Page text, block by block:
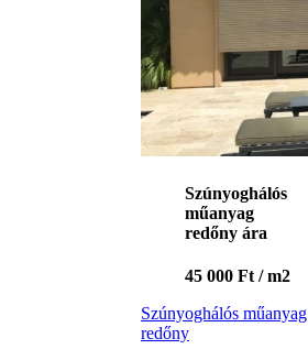
Szúnyoghálós
műanyag
redőny ára
45 000 Ft / m2
Szúnyoghálós műanyag
redőny